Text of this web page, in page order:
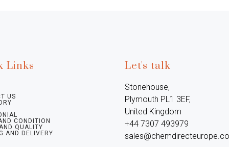
Links
US
CONDITION
QUALITY
AND DELIVERY
Let's talk
Stonehouse,
Plymouth PL1 3EF,
United Kingdom
+44 7307 493979